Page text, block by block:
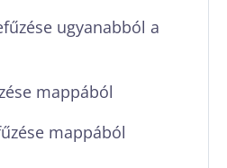
ugyanabból a
mappából
mappából